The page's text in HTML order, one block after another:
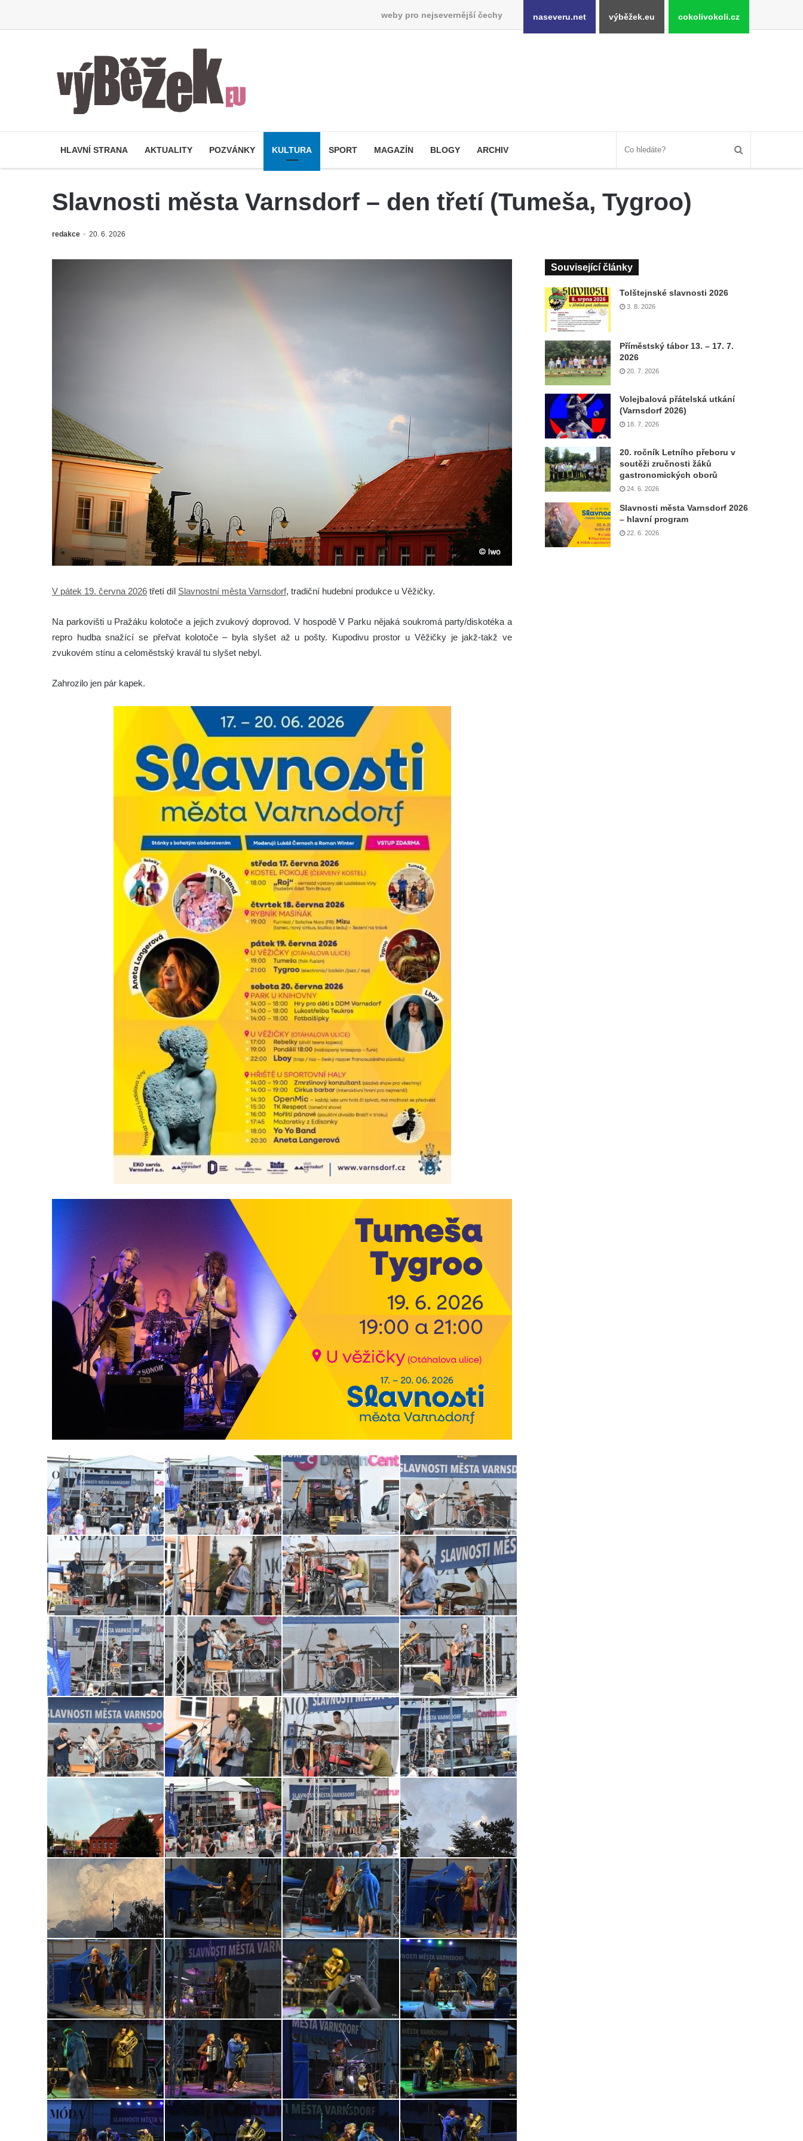
weby pro nejsevernější čechy naseveru.net výběžek.eu cokolivokoli.cz
HLAVNÍ STRANA AKTUALITY POZVÁNKY KULTURA SPORT MAGAZÍN BLOGY ARCHIV
Slavnosti města Varnsdorf – den třetí (Tumeša, Tygroo)
redakce 20. 6. 2026
V pátek 19. června 2026 třetí díl Slavnostní města Varnsdorf, tradiční hudební produkce u Věžičky.
Na parkovišti u Pražáku kolotoče a jejich zvukový doprovod. V hospodě V Parku nějaká soukromá party/diskotéka a
repro hudba snažící se přeřvat kolotoče – byla slyšet až u pošty. Kupodivu prostor u Věžičky je jakž-takž ve
zvukovém stínu a celoměstský kravál tu slyšet nebyl.
Zahrozilo jen pár kapek.
Související články
Tolštejnské slavnosti 2026
3. 8. 2026
Příměstský tábor 13. – 17. 7.
2026
20. 7. 2026
Volejbalová přátelská utkání
(Varnsdorf 2026)
18. 7. 2026
20. ročník Letního přeboru v
soutěži zručnosti žáků
gastronomických oborů
24. 6. 2026
Slavnosti města Varnsdorf 2026
– hlavní program
22. 6. 2026